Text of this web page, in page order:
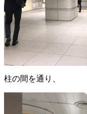
柱の間を通り、